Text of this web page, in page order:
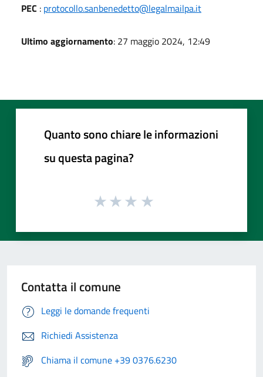
PEC : protocollo.sanbenedetto@legalmailpa.it
Ultimo aggiornamento: 27 maggio 2024, 12:49
Quanto sono chiare le informazioni
su questa pagina?
Contatta il comune
Leggi le domande frequenti
Richiedi Assistenza
Chiama il comune +39 0376.6230